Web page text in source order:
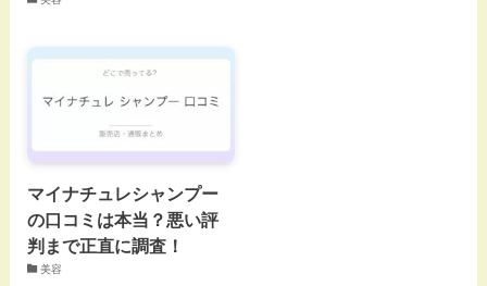
マイナチュレシャンプー
の口コミは本当？悪い評
判まで正直に調査！
美容